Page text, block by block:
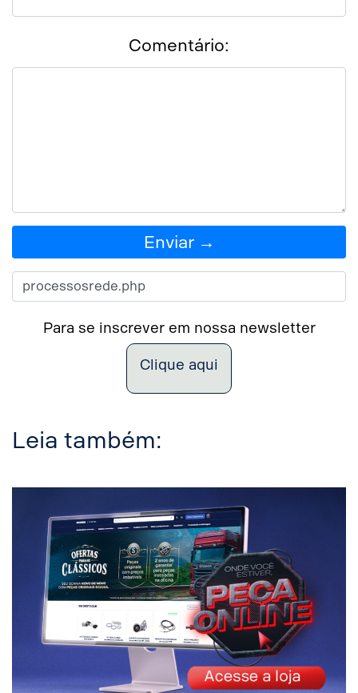
Comentário:
Enviar →
Para se inscrever em nossa newsletter
Clique aqui
Leia também: